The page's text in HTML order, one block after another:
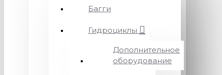
Багги
Гидроциклы
Дополнительное
оборудование